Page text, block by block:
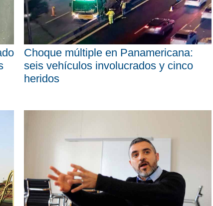
Choque múltiple en Panamericana:
seis vehículos involucrados y cinco
heridos